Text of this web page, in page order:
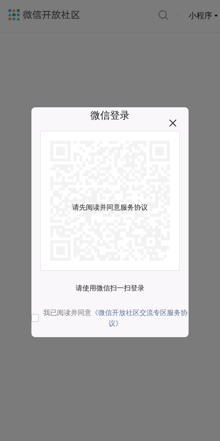
小程序
微信登录
请先阅读并同意服务协议
请使用微信扫一扫登录
我已阅读并同意 《微信开放社区交流专区服务协
议》